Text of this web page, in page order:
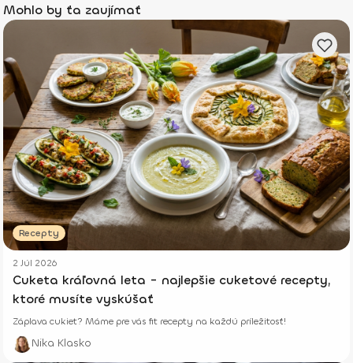
Mohlo by ťa zaujímať
Recepty
2 Júl 2026
Cuketa kráľovná leta - najlepšie cuketové recepty,
ktoré musíte vyskúšať
Záplava cukiet? Máme pre vás fit recepty na každú príležitosť!
Nika Klasko